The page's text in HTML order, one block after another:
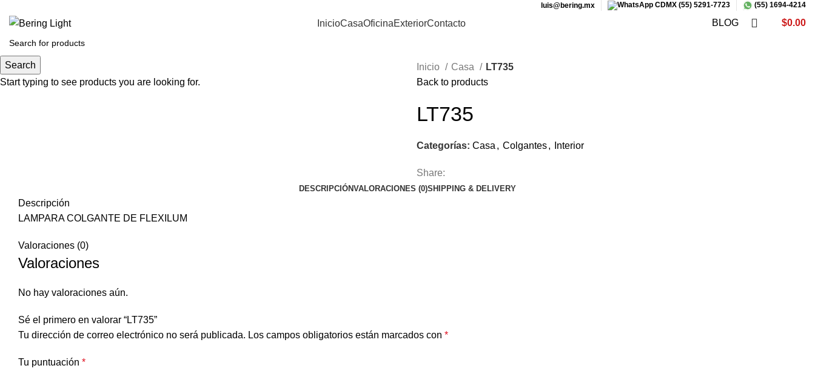
luis@bering.mx CDMX (55) 5291-7723 (55) 1694-4214
InicioCasaOficinaExteriorContacto BLOG $0.00
Click to enlarge
Inicio Casa
LT735
Back to products
LT735
Categorías: Casa , Colgantes, Interior
Share:
DESCRIPCIÓNVALORACIONES (0)SHIPPING & DELIVERY
Descripción
LAMPARA COLGANTE DE FLEXILUM
Valoraciones (0)
Valoraciones
No hay valoraciones aún.
Sé el primero en valorar “LT735”
Tu dirección de correo electrónico no será publicada. Los campos obligatorios están marcados con *
Tu puntuación *
Search
Start typing to see products you are looking for.